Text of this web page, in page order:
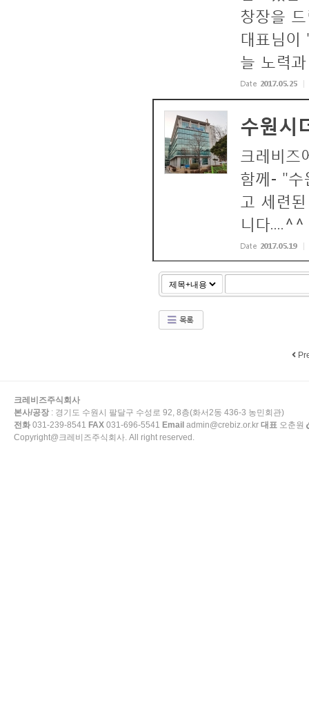
창장을
대표님
늘 노력
Date 2017.05.25
수원시
크레비즈
함께- "수
고 세련
니
Date 2017.05.19
목록
크레비즈주식회사
본사/공장 : 경기도 수원시 팔달구 수성로 92, 8층(화서2동 436-3 농민회관)
전화 031-239-8541 FAX 031-696-5541 Email admin@crebiz.or.kr 대표 오춘원
Copyright@크레비즈주식회사. All right reserved.